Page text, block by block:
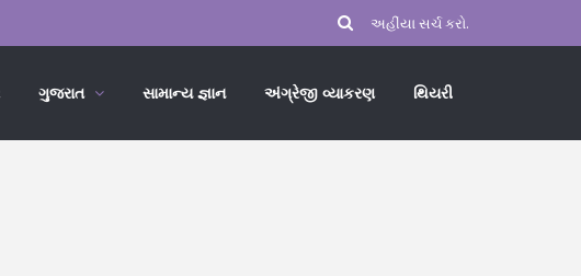
ગુજરાત સામાન્ય જ્ઞાન અંગ્રેજી વ્યાકરણ થિયરી